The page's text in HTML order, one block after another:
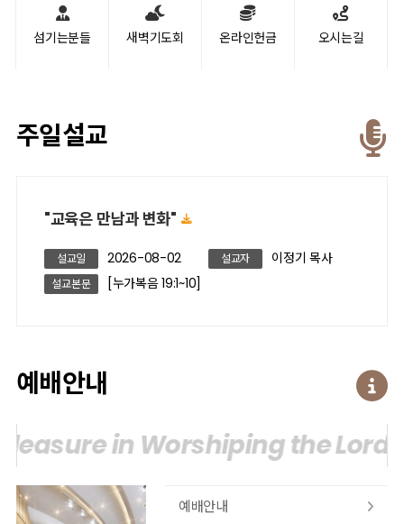
섬기는분들 새벽기도회 온라인헌금 오시는길
주일설교
"교육은 만남과 변화"
설교일 2026-08-02 설교자 이정기 목사
설교본문 [누가복음 19:1~10]
예배안내
in Worshiping the Lord.
예배안내